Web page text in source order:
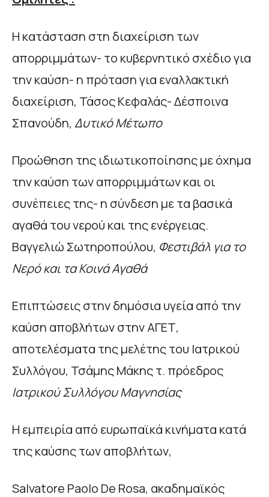
Η κατάσταση στη διαχείριση των
απορριμμάτων- το κυβερνητικό σχέδιο για
την καύση- η πρόταση για εναλλακτική
διαχείριση, Τάσος Κεφαλάς- Δέσποινα
Σπανούδη, Δυτικό Μέτωπο
Προώθηση της ιδιωτικοποίησης με όχημα
την καύση των απορριμμάτων και οι
συνέπειες της- η σύνδεση με τα βασικά
αγαθά του νερού και της ενέργειας.
Βαγγελιώ Σωτηροπούλου, Φεστιβάλ για το
Νερό και τα Κοινά Αγαθά
Επιπτώσεις στην δημόσια υγεία από την
καύση αποβλήτων στην ΑΓΕΤ,
αποτελέσματα της μελέτης του Ιατρικού
Συλλόγου, Τσάμης Μάκης τ. πρόεδρος
Ιατρικού Συλλόγου Μαγνησίας
Η εμπειρία από ευρωπαϊκά κινήματα κατά
της καύσης των αποβλήτων,
Salvatore Paolo De Rosa, ακαδημαϊκός